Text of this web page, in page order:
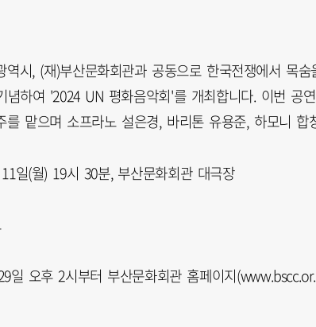
역시, (재)부산문화회관과 공동으로 한국전쟁에서 목
념하여 '2024 UN 평화음악회'를 개최합니다. 이번 공
를 맡으며 소프라노 설은경, 바리톤 유용준, 하모니 합
일(월) 19시 30분, 부산문화회관 대극장
오후 2시부터 부산문화회관 홈페이지